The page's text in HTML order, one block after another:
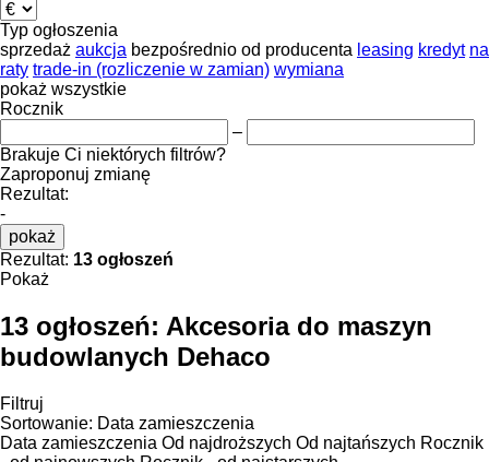
Typ ogłoszenia
sprzedaż aukcja bezpośrednio od producenta leasing kredyt na
raty trade-in (rozliczenie w zamian) wymiana
pokaż wszystkie
Rocznik
–
Brakuje Ci niektórych filtrów?
Zaproponuj zmianę
Rezultat:
-
pokaż
Rezultat: 13 ogłoszeń
Pokaż
13 ogłoszeń: Akcesoria do maszyn
budowlanych Dehaco
Filtruj
Sortowanie: Data zamieszczenia
Data zamieszczenia Od najdroższych Od najtańszych Rocznik